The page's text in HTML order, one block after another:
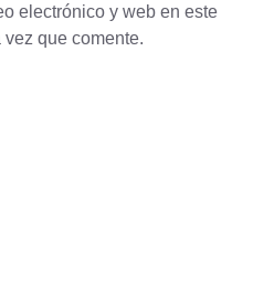
electrónico y web en este
que comente.